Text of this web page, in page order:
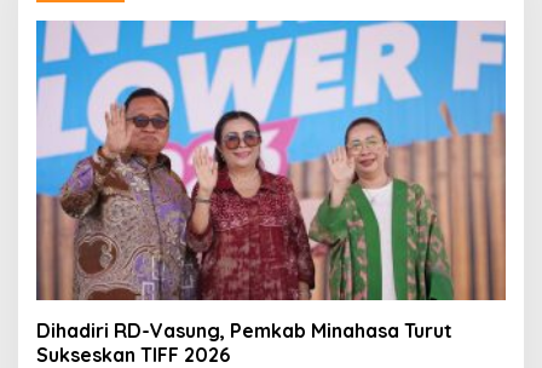
Dihadiri RD-Vasung, Pemkab Minahasa Turut
Sukseskan TIFF 2026